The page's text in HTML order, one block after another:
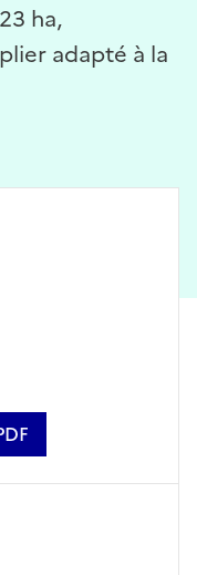
ha,
adapté à la